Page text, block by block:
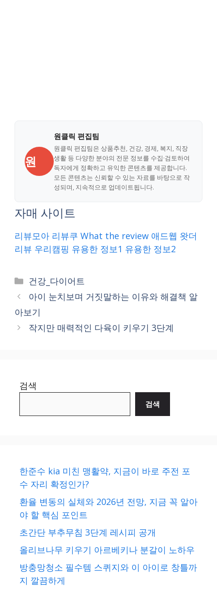
원
원클릭 편집팀
원클릭 편집팀은 상품추천, 건강, 경제, 복지, 직장
생활 등 다양한 분야의 전문 정보를 수집·검토하여
독자에게 정확하고 유익한 콘텐츠를 제공합니다.
모든 콘텐츠는 신뢰할 수 있는 자료를 바탕으로 작
성되며, 지속적으로 업데이트됩니다.
자매 사이트
리뷰모아 리뷰쿠 What the review 애드웹 왓더
리뷰 우리캠핑 유용한 정보1 유용한 정보2
Categories
건강_다이어트
아이 눈치보며 거짓말하는 이유와 해결책 알
아보기
작지만 매력적인 다육이 키우기 3단계
검색
검색
한준수 kia 미친 맹활약, 지금이 바로 주전 포
수 자리 확정인가?
환율 변동의 실체와 2026년 전망, 지금 꼭 알아
야 할 핵심 포인트
초간단 부추무침 3단계 레시피 공개
올리브나무 키우기 아르베키나 분갈이 노하우
방충망청소 필수템 스퀴지와 이 아이로 창틀까
지 깔끔하게